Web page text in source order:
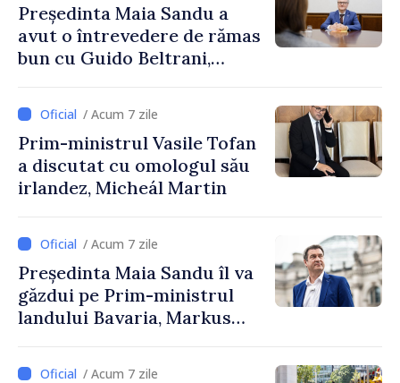
Președinta Maia Sandu a
avut o întrevedere de rămas
bun cu Guido Beltrani,
Cooperare al Elveției în
Republica Moldova
/ Acum 7 zile
Prim-ministrul Vasile Tofan
a discutat cu omologul său
irlandez, Micheál Martin
/ Acum 7 zile
Președinta Maia Sandu îl va
găzdui pe Prim-ministrul
landului Bavaria, Markus
/ Acum 7 zile